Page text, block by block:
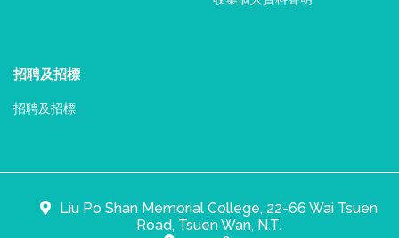
招聘及招標
招聘及招標
Liu Po Shan Memorial College, 22-66 Wai Tsuen
Road, Tsuen Wan, N.T.